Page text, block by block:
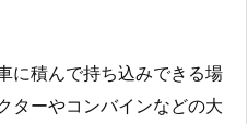
に積んで持ち込みできる場
ターやコンバインなどの大